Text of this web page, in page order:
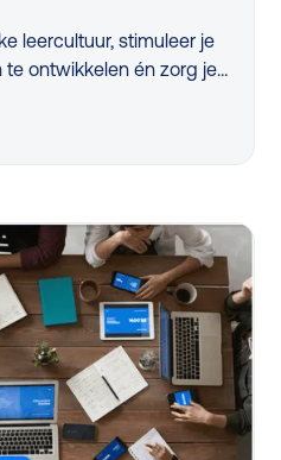
leercultuur, stimuleer je
ontwikkelen én zorg je
naar maximaal
praktische inzichten en
waarbij de ‘10% regel’
dit webinar-verslag hoe
oppakt en ontwikkeling
ook direct waardevol
je organisatie.